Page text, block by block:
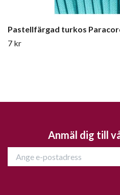
Pastellfärgad turkos
7 kr
Anmäl dig till